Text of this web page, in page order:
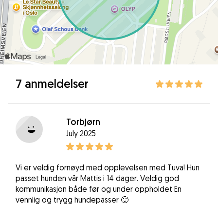
7 anmeldelser
Torbjørn
July 2025
Vi er veldig fornøyd med opplevelsen med Tuva! Hun
passet hunden vår Mattis i 14 dager. Veldig god
kommunikasjon både før og under oppholdet En
vennlig og trygg hundepasser 🙂